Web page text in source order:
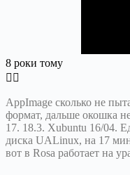
8 роки тому
AppImage сколько не
формат, дальше окошка
17. 18.3. Xubuntu 16/04.
диска UALinux, на 17
вот в Rosa работает на